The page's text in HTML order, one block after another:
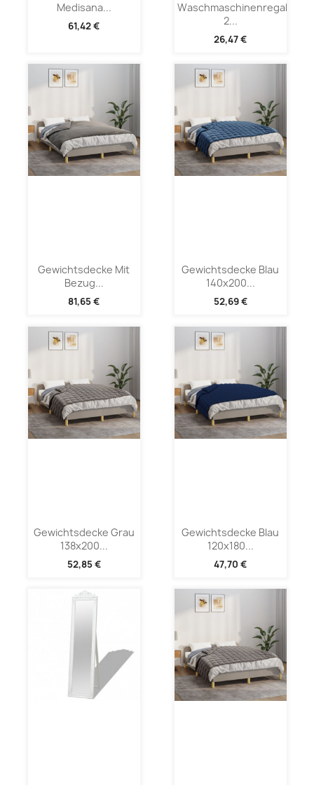
Medisana...
61,42 €
Waschmaschinenregal
2...
26,47 €
Gewichtsdecke Mit
Bezug...
81,65 €
Gewichtsdecke Blau
140x200...
52,69 €
Gewichtsdecke Grau
138x200...
52,85 €
Gewichtsdecke Blau
120x180...
47,70 €